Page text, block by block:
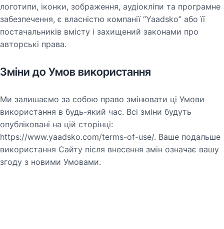
логотипи, іконки, зображення, аудіокліпи та програмне
забезпечення, є власністю компанії “Yaadsko” або її
постачальників вмісту і захищений законами про
авторські права.
Зміни до Умов використання
Ми залишаємо за собою право змінювати ці Умови
використання в будь-який час. Всі зміни будуть
опубліковані на цій сторінці:
https://www.yaadsko.com/terms-of-use/. Ваше подальше
використання Сайту після внесення змін означає вашу
згоду з новими Умовами.